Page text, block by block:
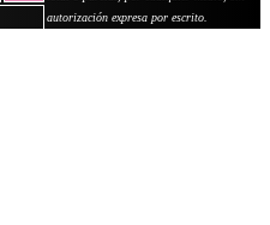
autorización expresa por escrito.